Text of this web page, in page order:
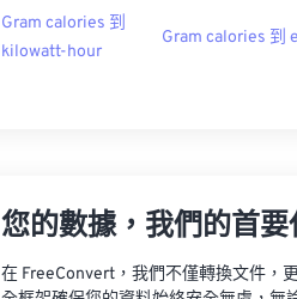
Gram calories 到
kilowatt-hour
Gram calories 到
您的數據，我們的首要
在 FreeConvert，我們不僅轉換文件，